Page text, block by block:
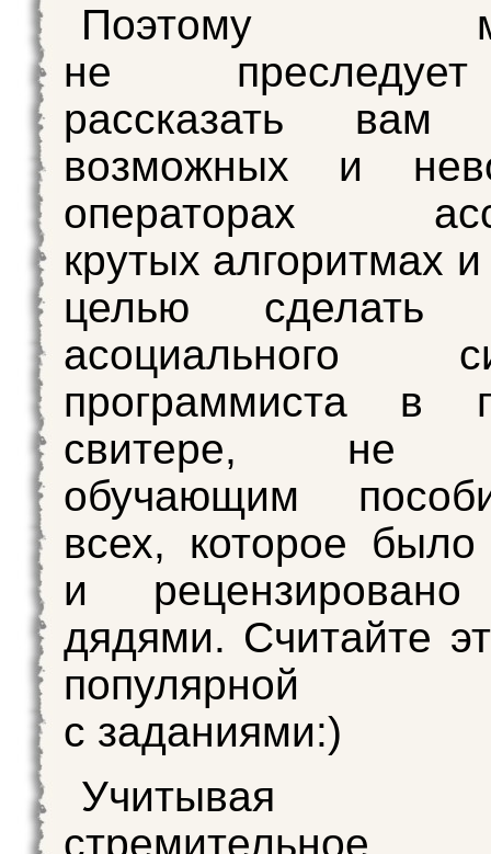
Поэтому
не
рассказать
возможных и
операторах
крутых алгоритмах
целью
асоциального
программиста в
свитере, не
обучающим
всех, которое было
и
дядями. Считайте
популярной
с заданиями:)
Учитывая
стремительное